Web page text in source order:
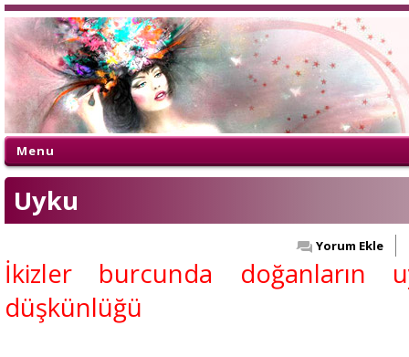
Menu
Uyku
Yorum Ekle
İkizler burcunda doğanların
düşkünlüğü